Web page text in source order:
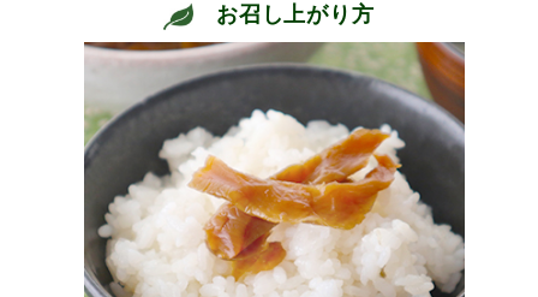
お召し上がり方